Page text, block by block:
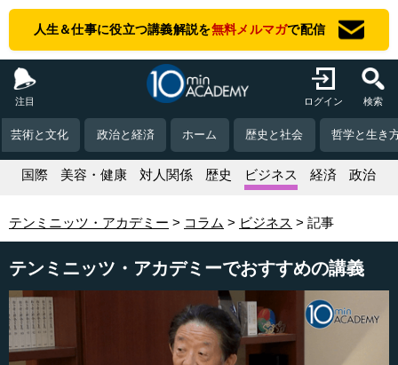
人生＆仕事に役立つ講義解説を無料メルマガで配信
注目 ログイン 検索
芸術と文化 政治と経済 ホーム 歴史と社会 哲学と生き
国際 美容・健康 対人関係 歴史 ビジネス 経済 政治
テンミニッツ・アカデミー コラム ビジネス 記事
テンミニッツ・アカデミーでおすすめの講義